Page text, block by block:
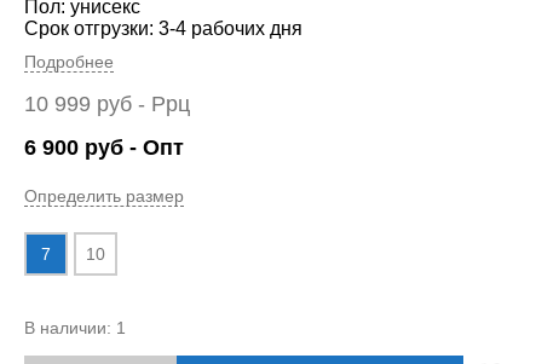
Пол: унисекс
Срок отгрузки: 3-4 рабочих дня
Подробнее
10 999 руб - Ррц
6 900 руб - Опт
Определить размер
7 10
В наличии: 1